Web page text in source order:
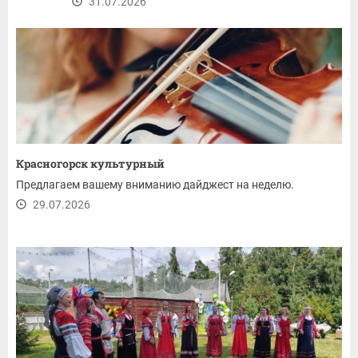
Красногорск культурный
Предлагаем вашему вниманию дайджест на неделю.
29.07.2026